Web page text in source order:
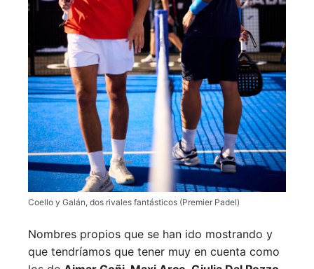
Coello y Galán, dos rivales fantásticos (Premier Padel)
Nombres propios que se han ido mostrando y
que tendríamos que tener muy en cuenta como